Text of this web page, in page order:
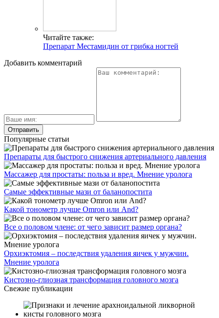
Читайте также:
Препарат Местамидин от грибка ногтей
Добавить комментарий
Популярные статьи
Препараты для быстрого снижения артериального давления
Массажер для простаты: польза и вред. Мнение уролога
Самые эффективные мази от баланопостита
Какой тонометр лучше Omron или And?
Все о половом члене: от чего зависит размер органа?
Орхиэктомия – последствия удаления яичек у мужчин.
Мнение уролога
Кистозно-глиозная трансформация головного мозга
Свежие публикации